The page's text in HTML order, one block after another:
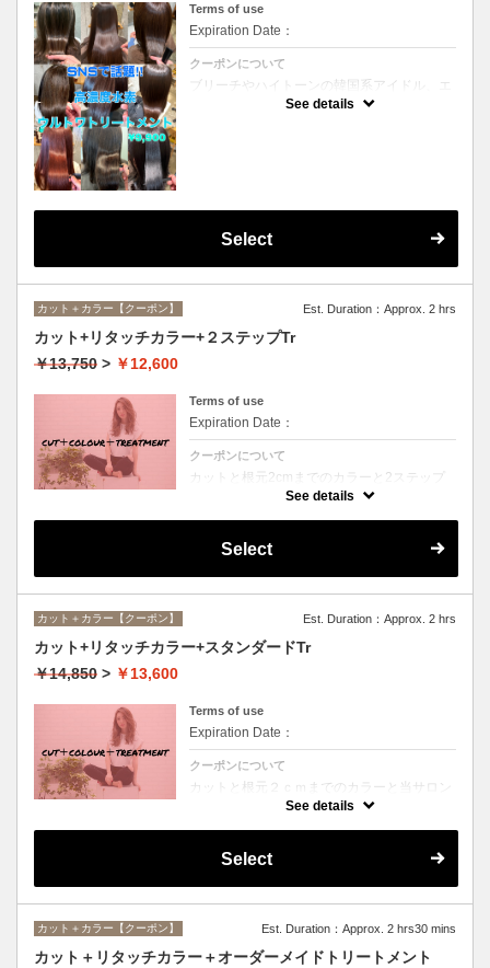
Terms of use
Expiration Date：
クーポンについて
ブリーチやハイトーンの韓国系アイドル、エ
イジング毛にお悩みの美魔女も夢中！全ての
世代、髪質、メニューに対応できる髪質改善
See details
Select
カット＋カラー【クーポン】 Est. Duration：Approx. 2 hrs
カット+リタッチカラー+２ステップTr
￥13,750 > ￥12,600
Terms of use
Expiration Date：
クーポンについて
カットと根元2cmまでのカラーと2ステップ
トリートメントのセットメニュー。シャンプ
See details
Select
カット＋カラー【クーポン】 Est. Duration：Approx. 2 hrs
カット+リタッチカラー+スタンダードTr
￥14,850 > ￥13,600
Terms of use
Expiration Date：
クーポンについて
カットと根元２ｃｍまでのカラーと当サロン
オススメ、スペシャルトリートメントのセッ
See details
Select
カット＋カラー【クーポン】 Est. Duration：Approx. 2 hrs30 mins
カット＋リタッチカラー＋オーダーメイドトリートメント